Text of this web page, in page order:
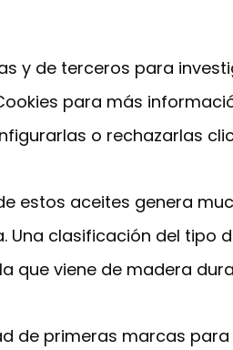
y de terceros para
para más
o rechazarlas
estos aceites genera
Una clasificación del
que viene de madera
de primeras marcas